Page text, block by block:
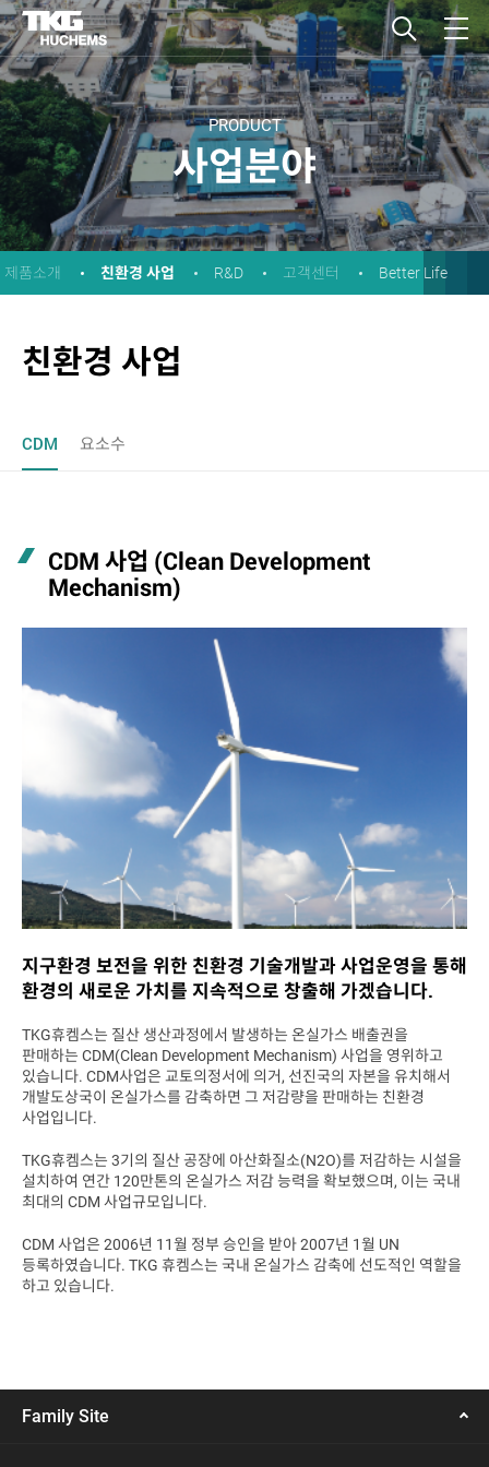
PRODUCT
사업분야
제품소개 친환경 사업 R&D 고객센터 Better Life
친환경 사업
CDM 요소수
CDM 사업 (Clean Development
Mechanism)
지구환경 보전을 위한 친환경 기술개발과 사업운영을 통해
환경의 새로운 가치를 지속적으로 창출해 가겠습니다.
TKG휴켐스는 질산 생산과정에서 발생하는 온실가스 배출권을
판매하는 CDM(Clean Development Mechanism) 사업을 영위하고
있습니다. CDM사업은 교토의정서에 의거, 선진국의 자본을 유치해서
개발도상국이 온실가스를 감축하면 그 저감량을 판매하는 친환경
사업입니다.
TKG휴켐스는 3기의 질산 공장에 아산화질소(N2O)를 저감하는 시설을
설치하여 연간 120만톤의 온실가스 저감 능력을 확보했으며, 이는 국내
최대의 CDM 사업규모입니다.
CDM 사업은 2006년 11월 정부 승인을 받아 2007년 1월 UN
등록하였습니다. TKG 휴켐스는 국내 온실가스 감축에 선도적인 역할을
하고 있습니다.
Family Site